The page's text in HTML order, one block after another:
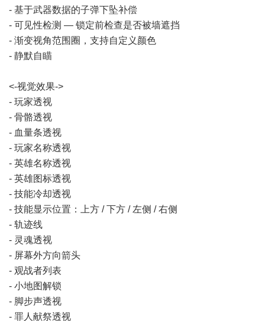
- 基于武器数据的子弹下坠补偿
- 可见性检测 — 锁定前检查是否被墙遮挡
- 渐变视角范围圈，支持自定义颜色
- 静默自瞄
<-视觉效果->
- 玩家透视
- 骨骼透视
- 血量条透视
- 玩家名称透视
- 英雄名称透视
- 英雄图标透视
- 技能冷却透视
- 技能显示位置：上方 / 下方 / 左侧 / 右侧
- 轨迹线
- 灵魂透视
- 屏幕外方向箭头
- 观战者列表
- 小地图解锁
- 脚步声透视
- 罪人献祭透视